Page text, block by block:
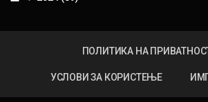
ПОЛИТИКА НА
УСЛОВИ ЗА КОРИСТЕЊЕ